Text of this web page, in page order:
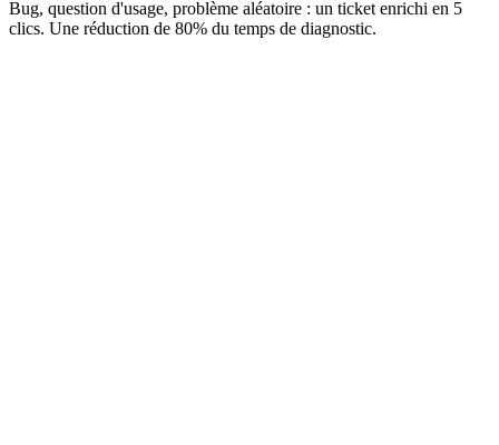
Bug, question d'usage, problème aléatoire : un ticket enrichi en 5
clics. Une réduction de 80% du temps de diagnostic.